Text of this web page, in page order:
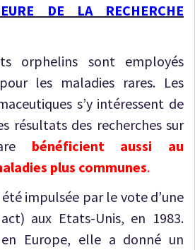
DE LA RECHERCHE
orphelins sont employés
les maladies rares. Les
s’y intéressent de
résultats des recherches sur
bénéficient aussi au
plus communes.
impulsée par le vote d’une
aux Etats-Unis, en 1983.
Europe, elle a donné un